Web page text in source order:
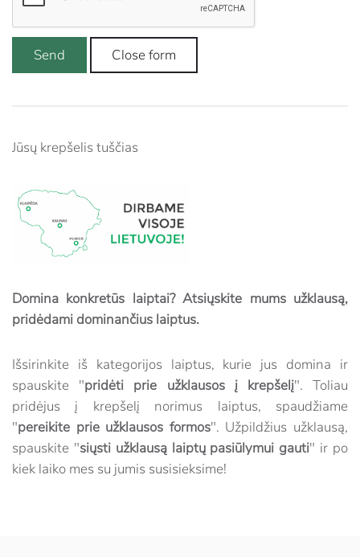
Send Close form
Jūsų krepšelis tuščias
Domina konkretūs laiptai? Atsiųskite mums užklausą,
pridėdami dominančius laiptus.
Išsirinkite iš kategorijos laiptus, kurie jus domina ir
spauskite "pridėti prie užklausos į krepšelį". Toliau
pridėjus į krepšelį norimus laiptus, spaudžiame
"pereikite prie užklausos formos". Užpildžius užklausą,
spauskite "siųsti užklausą laiptų pasiūlymui gauti" ir po
kiek laiko mes su jumis susisieksime!